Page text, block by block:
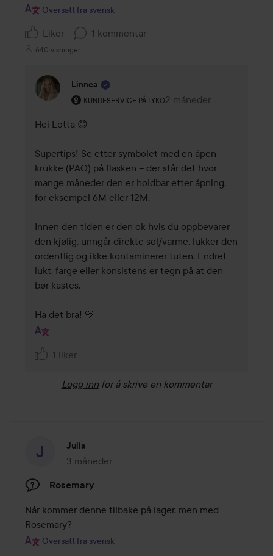
Oversatt fra svensk
Liker 1 kommentar
640 visninger
Linnea
KUNDESERVICE PÅ LYKO
Brukerens rolle: Kundeservice på Lyko.
2 måneder
Kommentaren lades 2
Hei Lotta 😊
Supertips! Se etter symbolet med en åpen
krukke (PAO) på flasken – der står det hvor
mange måneder den er holdbar etter åpning,
for eksempel 6M eller 12M.
Innen den tiden er den ok hvis du oppbevarer
den kjølig, unngår direkte sol/varme, lukker den
ordentlig og ikke kontaminerer tuten. Endret
lukt, farge eller konsistens er tegn på at den
bør kastes.
Ha det bra! 💛
1 liker
Logg inn for å skrive en kommentar
Julia
3 måneder
Innlegget ble opprettet 3 måneder
Rosemary
Når kommer denne tilbake på lager, men med
Rosemary?
Oversatt fra svensk